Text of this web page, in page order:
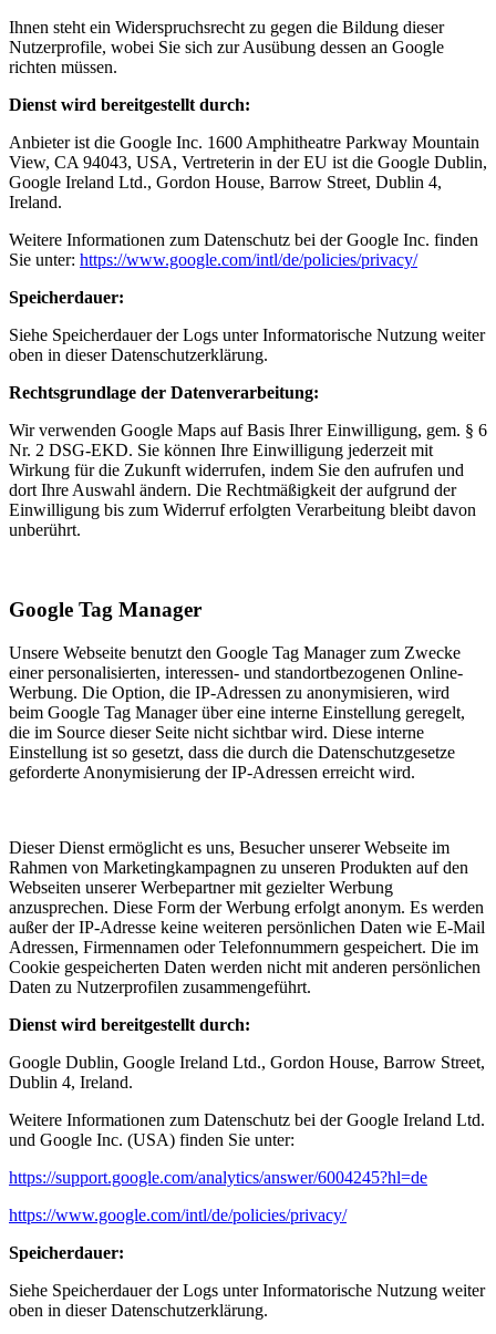
Ihnen steht ein Widerspruchsrecht zu gegen die Bildung dieser
Nutzerprofile, wobei Sie sich zur Ausübung dessen an Google
richten müssen.
Dienst wird bereitgestellt durch:
Anbieter ist die Google Inc. 1600 Amphitheatre Parkway Mountain
View, CA 94043, USA, Vertreterin in der EU ist die Google Dublin,
Google Ireland Ltd., Gordon House, Barrow Street, Dublin 4,
Ireland.
Weitere Informationen zum Datenschutz bei der Google Inc. finden
Sie unter: https://www.google.com/intl/de/policies/privacy/
Speicherdauer:
Siehe Speicherdauer der Logs unter Informatorische Nutzung weiter
oben in dieser Datenschutzerklärung.
Rechtsgrundlage der Datenverarbeitung:
Wir verwenden Google Maps auf Basis Ihrer Einwilligung, gem. § 6
Nr. 2 DSG-EKD. Sie können Ihre Einwilligung jederzeit mit
Wirkung für die Zukunft widerrufen, indem Sie den aufrufen und
dort Ihre Auswahl ändern. Die Rechtmäßigkeit der aufgrund der
Einwilligung bis zum Widerruf erfolgten Verarbeitung bleibt davon
unberührt.
Google Tag Manager
Unsere Webseite benutzt den Google Tag Manager zum Zwecke
einer personalisierten, interessen- und standortbezogenen Online-
Werbung. Die Option, die IP-Adressen zu anonymisieren, wird
beim Google Tag Manager über eine interne Einstellung geregelt,
die im Source dieser Seite nicht sichtbar wird. Diese interne
Einstellung ist so gesetzt, dass die durch die Datenschutzgesetze
geforderte Anonymisierung der IP-Adressen erreicht wird.
Dieser Dienst ermöglicht es uns, Besucher unserer Webseite im
Rahmen von Marketingkampagnen zu unseren Produkten auf den
Webseiten unserer Werbepartner mit gezielter Werbung
anzusprechen. Diese Form der Werbung erfolgt anonym. Es werden
außer der IP-Adresse keine weiteren persönlichen Daten wie E-Mail
Adressen, Firmennamen oder Telefonnummern gespeichert. Die im
Cookie gespeicherten Daten werden nicht mit anderen persönlichen
Daten zu Nutzerprofilen zusammengeführt.
Dienst wird bereitgestellt durch:
Google Dublin, Google Ireland Ltd., Gordon House, Barrow Street,
Dublin 4, Ireland.
Weitere Informationen zum Datenschutz bei der Google Ireland Ltd.
und Google Inc. (USA) finden Sie unter:
https://support.google.com/analytics/answer/6004245?hl=de
https://www.google.com/intl/de/policies/privacy/
Speicherdauer:
Siehe Speicherdauer der Logs unter Informatorische Nutzung weiter
oben in dieser Datenschutzerklärung.